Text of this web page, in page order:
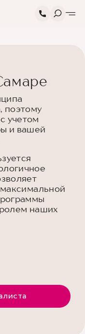
поэтому
учетом
и вашей
наших